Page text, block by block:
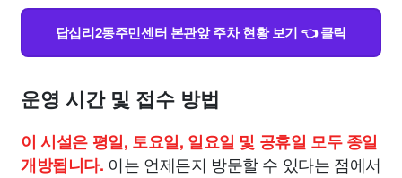
생활 기타
답십리2동주민센터 본관앞 주차 현황 보기 👈 클릭
운영 시간 및 접수 방법
이 시설은 평일, 토요일, 일요일 및 공휴일 모두 종일
개방됩니다. 이는 언제든지 방문할 수 있다는 점에서